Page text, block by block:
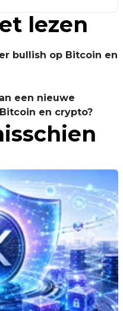
lezen
bullish op Bitcoin en
een nieuwe
en crypto?